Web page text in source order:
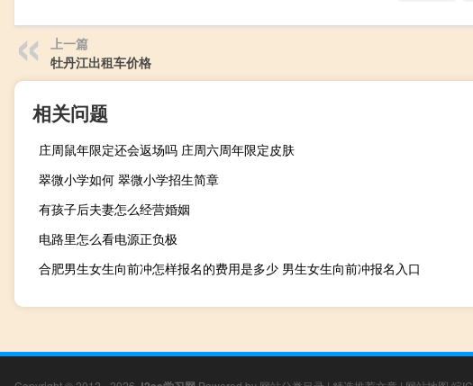
上一篇
牡丹江出租车价格
相关问题
庄周鼠年限定还会返场吗 庄周六周年限定皮肤
翠微小学如何 翠微小学招生简章
有孩子后夫妻怎么经营婚姻
电路里怎么看电源正负极
合肥男生女生向前冲怎样报名的费用是多少 男生女生向前冲报名入口